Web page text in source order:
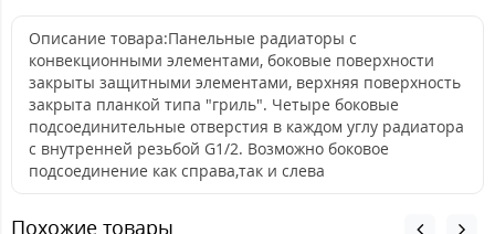
Описание товара:Панельные радиаторы с
конвекционными элементами, боковые поверхности
закрыты защитными элементами, верхняя поверхность
закрыта планкой типа "гриль". Четыре боковые
подсоединительные отверстия в каждом углу радиатора
с внутренней резьбой G1/2. Возможно боковое
подсоединение как справа,так и слева
Похожие товары